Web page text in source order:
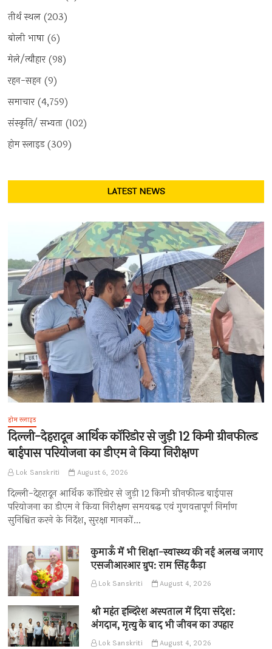
तीर्थ स्थल (203)
बोली भाषा (6)
मेले/त्यौहार(98)
रहन-सहन (9)
समाचार(4,759)
संस्कृति/ सभ्यता (102)
होम स्लाइड(309)
LATEST NEWS
होम स्लाइड
दिल्ली-देहरादून आर्थिक कॉरिडोर से जुड़ी 12 किमी ग्रीनफील्ड
बाईपास परियोजना का डीएम ने किया निरीक्षण
Lok Sanskriti August 6, 2026
दिल्ली-देहरादून आर्थिक कॉरिडोर से जुड़ी 12 किमी ग्रीनफील्ड बाईपास
परियोजना का डीएम ने किया निरीक्षण समयबद्ध एवं गुणवत्तापूर्ण निर्माण
सुनिश्चित करने के निर्देश, सुरक्षा मानकों…
कुमाऊँ में भी शिक्षा-स्वास्थ्य की नई अलख जगाए
एसजीआरआर ग्रुप: राम सिंह कैड़ा
Lok Sanskriti August 4, 2026
श्री महंत इन्दिरेश अस्पताल में दिया संदेश:
अंगदान, मृत्यु के बाद भी जीवन का उपहार
Lok Sanskriti August 4, 2026